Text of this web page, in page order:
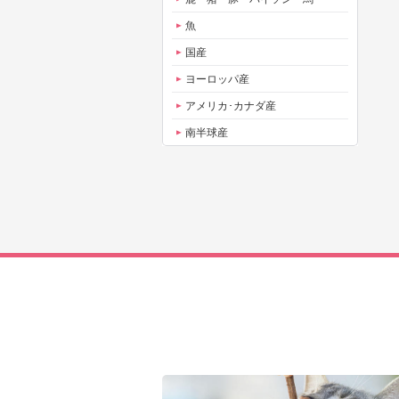
魚
国産
ヨーロッパ産
アメリカ･カナダ産
南半球産